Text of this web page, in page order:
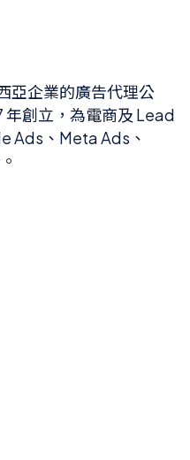
亞企業的廣告代理公
創立，為電商及 Lead
Ads、Meta Ads、